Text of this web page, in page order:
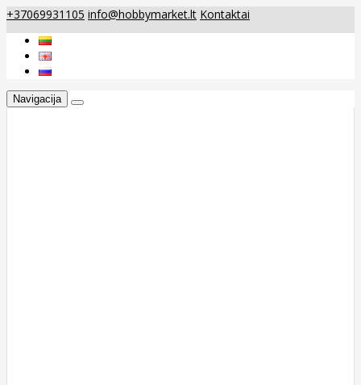
+37069931105 info@hobbymarket.lt Kontaktai
Navigacija